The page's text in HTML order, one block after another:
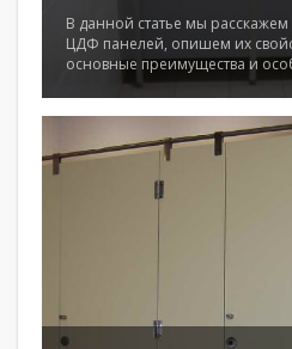
В данной статье мы
ЦДФ панелей, опишем их
основные преимущества и